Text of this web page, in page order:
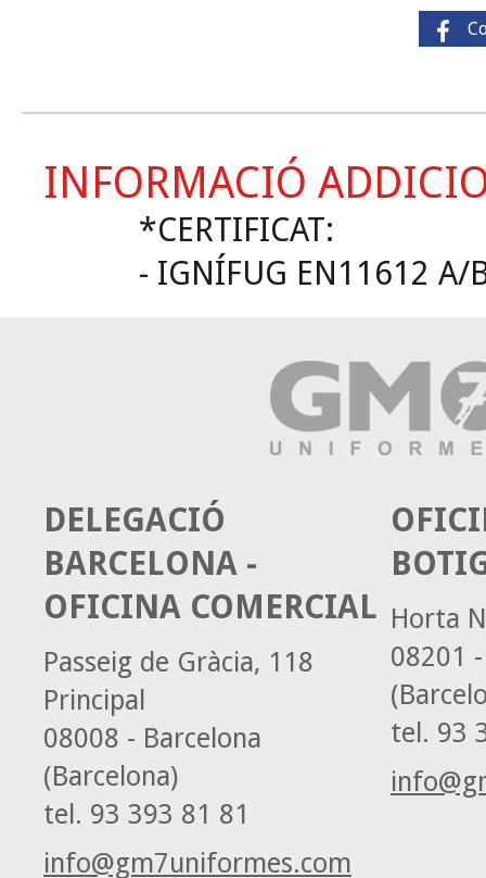
INFORMACIÓ
*CERTIFICAT:
- IGNÍFUG EN11612 A/
Horta
08201
tel. 93
DELEGACIÓ
BARCELONA -
OFICINA COMERCIAL
Passeig de Gràcia, 118
Principal
08008 - Barcelona
(Barcelona)
tel. 93 393 81 81
info@gm7uniformes.com